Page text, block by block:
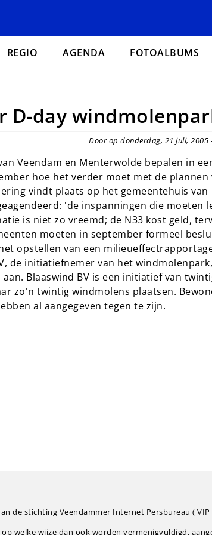
REGIO AGENDA FOTOALBUMS
D-day
Door op donderdag, 21 juli, 2005
Veendam en Menterwolde bepalen in
hoe het verder moet met de plannen
vindt plaats op het gemeentehuis van
'de inspanningen die moeten
is niet zo vreemd; de N33 kost geld,
moeten in september formeel
opstellen van een
de initiatiefnemer van het windmolenpark,
Blaaswind BV is een initiatief van
zo'n twintig windmolens plaatsen.
al aangegeven tegen te zijn.
de stichting Veendammer Internet Persbureau ( VIP
welke wijze dan ook worden vermenigvuldigd,